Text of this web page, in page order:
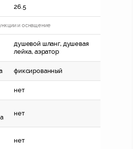
26.5
и оснащение
душевой шланг, душевая
лейка, аэратор
фиксированный
нет
нет
нет